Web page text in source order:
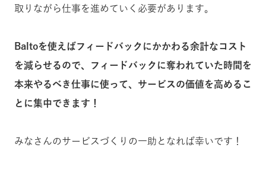
取りながら仕事を進めていく必要があります。
Baltoを使えばフィードバックにかかわる余計なコスト
を減らせるので、フィードバックに奪われていた時間を
本来やるべき仕事に使って、サービスの価値を高めるこ
とに集中できます！
みなさんのサービスづくりの一助となれば幸いです！